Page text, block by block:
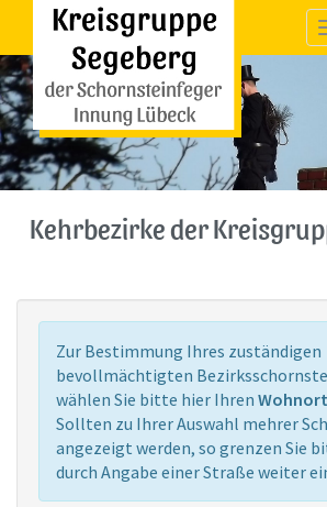
Kehrbezirke der
Zur Bestimmung Ihres zuständigen
bevollmächtigten
wählen Sie bitte hier Ihren Wohnort
Sollten zu Ihrer Auswahl mehrer
angezeigt werden, so grenzen Sie
durch Angabe einer Straße weiter